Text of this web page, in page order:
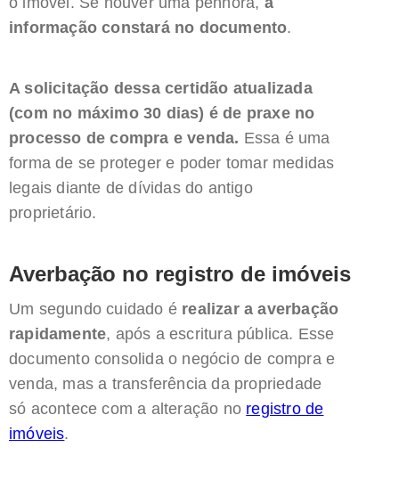
informação constará no documento.
A solicitação dessa certidão atualizada
(com no máximo 30 dias) é de praxe no
processo de compra e venda. Essa é uma
forma de se proteger e poder tomar medidas
legais diante de dívidas do antigo
proprietário.
Averbação no registro de imóveis
Um segundo cuidado é realizar a averbação
rapidamente, após a escritura pública. Esse
documento consolida o negócio de compra e
venda, mas a transferência da propriedade
só acontece com a alteração no registro de
imóveis.